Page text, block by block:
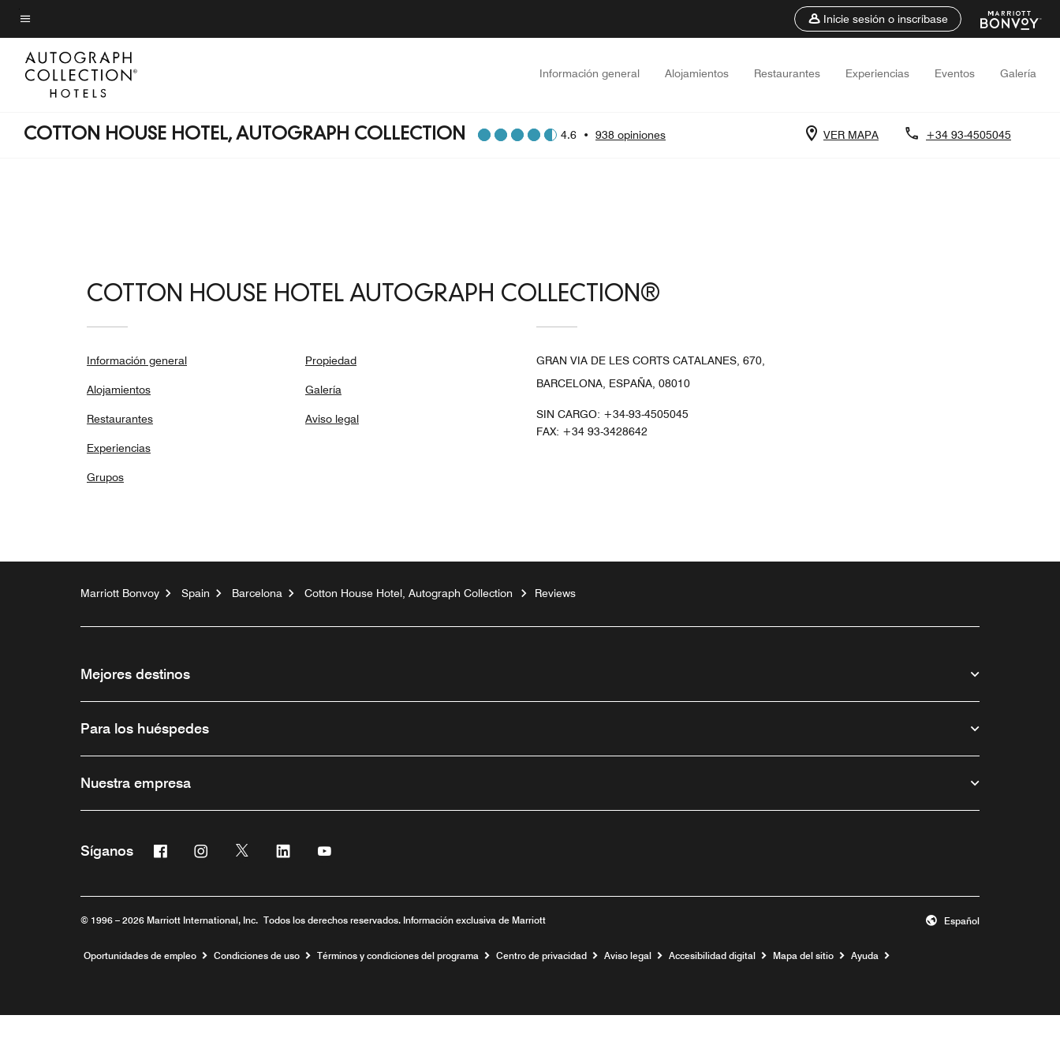
Skip
to
main
content
Texto del menú
Inicie sesión o inscríbase
Información general Alojamientos Restaurantes Experiencias Eventos Galería
COTTON HOUSE HOTEL, AUTOGRAPH COLLECTION 4.6 • 938 opiniones VER MAPA +34 93-4505045
COTTON HOUSE HOTEL AUTOGRAPH COLLECTION®
Información general
Alojamientos
Restaurantes
Experiencias
Grupos
Propiedad
Galería
Aviso legal
GRAN VIA DE LES CORTS CATALANES, 670,
BARCELONA, ESPAÑA, 08010
SIN CARGO: +34-93-4505045
FAX: +34 93-3428642
Marriott Bonvoy Spain Barcelona Cotton House Hotel, Autograph Collection Reviews
Mejores destinos
Para los huéspedes
Nuestra empresa
Síganos Facebook
Abre una ventana nueva
Instagram
Abre una ventana nueva
Twitter
Abre una ventana nueva
Linkedin
Abre una ventana nueva
Abre una ventana nueva
© 1996 – 2026 Marriott International, Inc. Todos los derechos reservados. Información exclusiva de Marriott Español
Oportunidades de empleo Abre una ventana nueva
Condiciones de uso Términos y condiciones del programa Centro de privacidad Aviso legal Accesibilidad digital Mapa del sitio Ayuda